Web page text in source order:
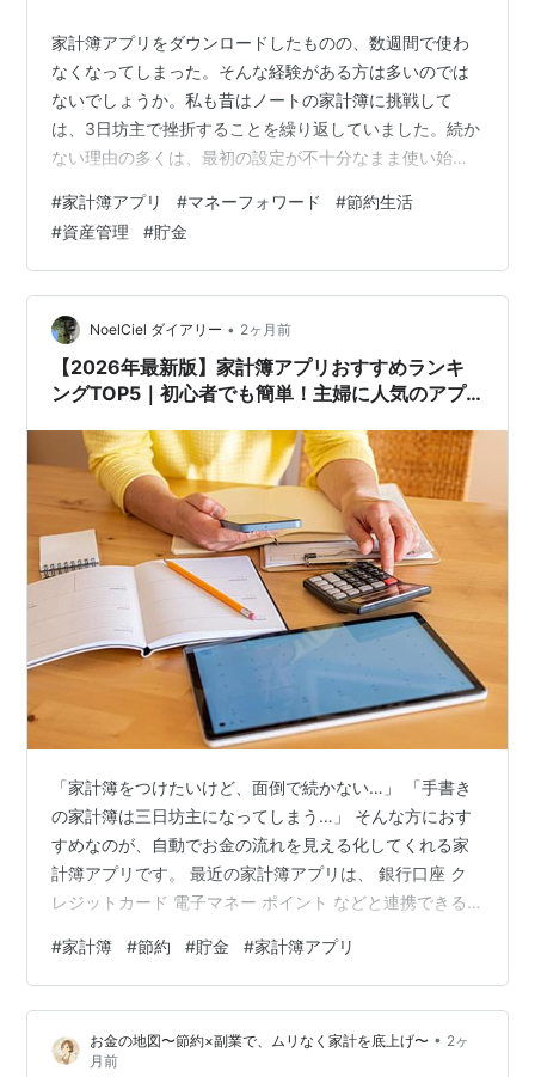
家計簿アプリをダウンロードしたものの、数週間で使わ
なくなってしまった。そんな経験がある方は多いのでは
ないでしょうか。私も昔はノートの家計簿に挑戦して
は、3日坊主で挫折することを繰り返していました。続か
ない理由の多くは、最初の設定が不十分なまま使い始め
に、最初にやっておくべき初期設定と、挫折せずに長続
きさせるための私の運用ルールをシェアします。 この記
事でわかること 家計簿アプリが続かない主な理由 最初に
やっておくべき初期設定の手順 無理なく続けるための運
用のコツ 家計簿アプリが続かない理由 家計簿アプリが長
続きしない原因は、大きく2つに分けられ…
#家計簿アプリ #マネーフォワード #節約生活
#資産管理 #貯金
NoelCiel ダイアリー • 2ヶ月前
【2026年最新版】家計簿アプリおすすめランキ
ングTOP5｜初心者でも簡単！主婦に人気のアプ
「家計簿をつけたいけど、面倒で続かない…」 「手書き
の家計簿は三日坊主になってしまう…」 そんな方におす
すめなのが、自動でお金の流れを見える化してくれる家
計簿アプリです。 最近の家計簿アプリは、 銀行口座 ク
レジットカード 電子マネー ポイント などと連携できる
回は、2026年最新版のおすすめ家計簿アプリをランキン
グ形式でご紹介します。 家計簿アプリを選ぶポイント ま
ずは次の3つをチェックしましょう。 ✔ 自動連携できる
か 銀行やクレジットカードと連携できると入力の手間が
#家計簿 #節約 #貯金 #家計簿アプリ
お金の地図〜節約×副業で、ムリなく家計を底上げ〜 • 2ヶ
月前